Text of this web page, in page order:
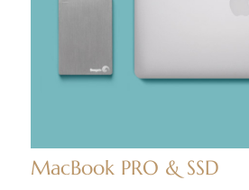
MacBook PRO & SSD